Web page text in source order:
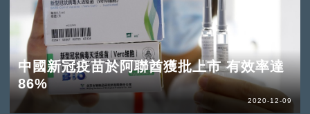
中國新冠疫苗於阿聯酋獲批上市 有效率達
86%
2020-12-09